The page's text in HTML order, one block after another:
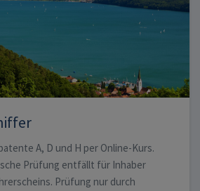
A, D und H per Online-Kurs.
Prüfung entfällt für Inhaber
Prüfung nur durch